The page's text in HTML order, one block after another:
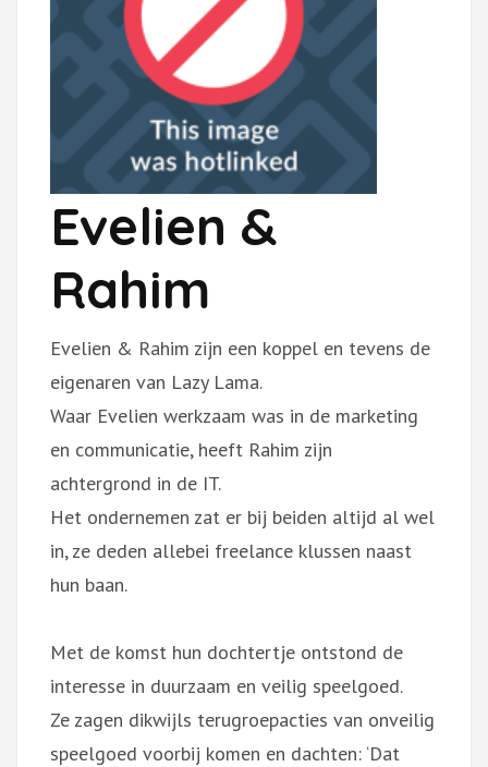
Evelien &
Rahim
Evelien & Rahim zijn een koppel en tevens de
eigenaren van Lazy Lama.
Waar Evelien werkzaam was in de marketing
en communicatie, heeft Rahim zijn
achtergrond in de IT.
Het ondernemen zat er bij beiden altijd al wel
in, ze deden allebei freelance klussen naast
hun baan.
Met de komst hun dochtertje ontstond de
interesse in duurzaam en veilig speelgoed.
Ze zagen dikwijls terugroepacties van onveilig
speelgoed voorbij komen en dachten: ‘Dat